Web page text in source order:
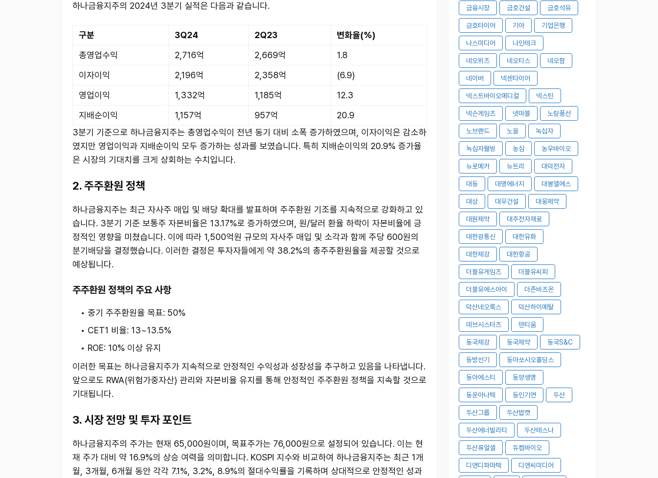
하나금융지주의 2024년 3분기 실적은 다음과 같습니다.
구분 3Q24 2Q23
변화율(%)
총영업수익
2,716억 2,669억
1.8
이자이익
2,196억 2,358억
(6.9)
영업이익
1,332억 1,185억
12.3
지배순이익
1,157억 957억
20.9
3분기 기준으로 하나금융지주는 총영업수익이 전년 동기 대비 소폭 증가하였으며, 이자이익은 감소하
였지만 영업이익과 지배순이익 모두 증가하는 성과를 보였습니다. 특히 지배순이익의 20.9% 증가율
은 시장의 기대치를 크게 상회하는 수치입니다.
2. 주주환원 정책
하나금융지주는 최근 자사주 매입 및 배당 확대를 발표하며 주주환원 기조를 지속적으로 강화하고 있
습니다. 3분기 기준 보통주 자본비율은 13.17%로 증가하였으며, 원/달러 환율 하락이 자본비율에 긍
정적인 영향을 미쳤습니다. 이에 따라 1,500억원 규모의 자사주 매입 및 소각과 함께 주당 600원의
분기배당을 결정했습니다. 이러한 결정은 투자자들에게 약 38.2%의 총주주환원율을 제공할 것으로
예상됩니다.
주주환원 정책의 주요 사항
중기 주주환원율 목표: 50%
CET1 비율: 13~13.5%
ROE: 10% 이상 유지
이러한 목표는 하나금융지주가 지속적으로 안정적인 수익성과 성장성을 추구하고 있음을 나타냅니다.
앞으로도 RWA(위험가중자산) 관리와 자본비율 유지를 통해 안정적인 주주환원 정책을 지속할 것으로
기대됩니다.
3. 시장 전망 및 투자 포인트
하나금융지주의 주가는 현재 65,000원이며, 목표주가는 76,000원으로 설정되어 있습니다. 이는 현
재 주가 대비 약 16.9%의 상승 여력을 의미합니다. KOSPI 지수와 비교하여 하나금융지주는 최근 1개
월, 3개월, 6개월 동안 각각 7.1%, 3.2%, 8.9%의 절대수익률을 기록하며 상대적으로 안정적인 성과
금융시장 금호건설 금호석유
금호타이어 기아 기업은행
나스미디어 나인테크
네오위즈 네오티스 네오팜
네이버 넥센타이어
넥스트바이오메디컬 넥스틴
넥슨게임즈 넷마블 노랑풍선
노브랜드 노을 녹십자
녹십자웰빙 농심 농우바이오
뉴로메카 뉴트리 대덕전자
대동 대명에너지 대봉엘에스
대상 대우건설 대웅제약
대원제약 대주전자재료
대한광통신 대한유화
대한제강 대한항공
더블유게임즈 더블유씨피
더블유에스아이 더존비즈온
덕산네오룩스 덕산하이메탈
데브시스터즈 덴티움
동국제강 동국제약 동국S&C
동방선기 동아쏘시오홀딩스
동아에스티 동양생명
동운아나텍 동인기연 두산
두산그룹 두산밥캣
두산에너빌리티 두산테스나
두산퓨얼셀 듀켐바이오
디앤디파마텍 디앤씨미디어